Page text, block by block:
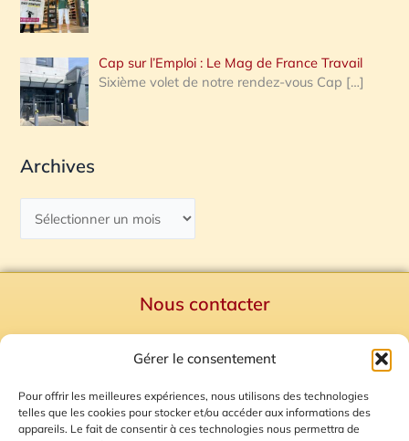
Gérer le consentement
Pour offrir les meilleures expériences, nous utilisons des technologies
telles que les cookies pour stocker et/ou accéder aux informations des
appareils. Le fait de consentir à ces technologies nous permettra de
Cap sur l’Emploi : Le Mag de France Travail
Sixième volet de notre rendez-vous Cap […]
Archives
Nous contacter
Mentions Légales
Plan du site
Gestion des Cookies